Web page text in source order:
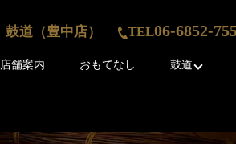
鼓道（豊中店） TEL06-6852-
店舗案内 おもてなし 鼓道